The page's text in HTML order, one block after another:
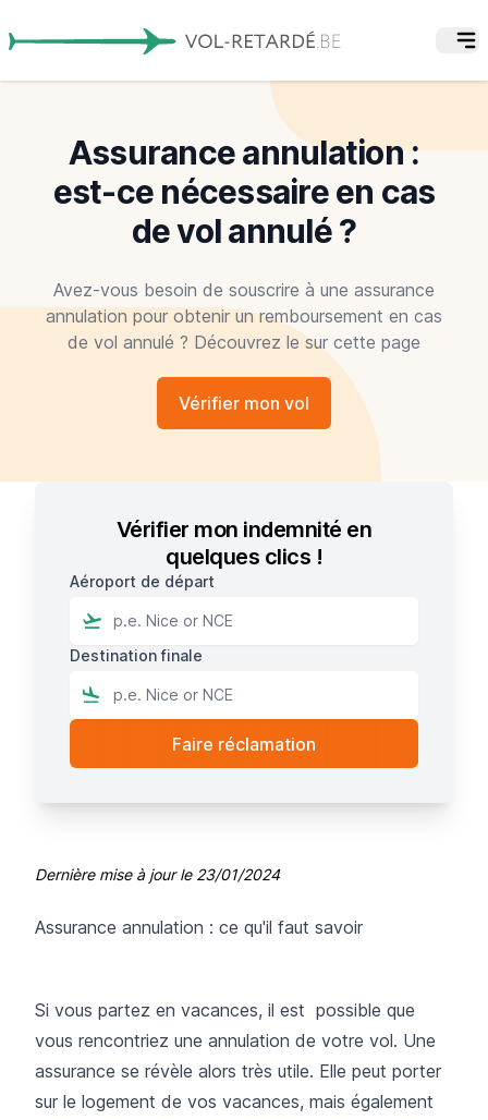
Assurance annulation :
est-ce nécessaire en cas
de vol annulé ?
Avez-vous besoin de souscrire à une assurance
annulation pour obtenir un remboursement en cas
de vol annulé ? Découvrez le sur cette page
Vérifier mon vol
Vérifier mon indemnité en
quelques clics !
Aéroport de départ
Destination finale
Dernière mise à jour le 23/01/2024
Assurance annulation : ce qu'il faut savoir
Si vous partez en vacances, il est possible que
vous rencontriez une annulation de votre vol. Une
assurance se révèle alors très utile. Elle peut porter
sur le logement de vos vacances, mais également